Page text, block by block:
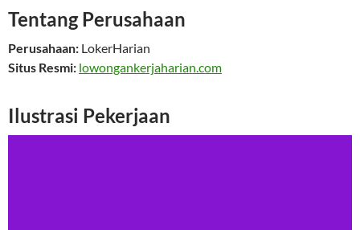
Tentang Perusahaan
Perusahaan: LokerHarian
Situs Resmi: lowongankerjaharian.com
Ilustrasi Pekerjaan